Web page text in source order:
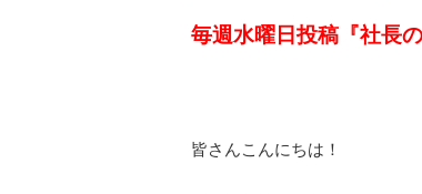
毎週水曜日投稿『社長
皆さんこんにちは！